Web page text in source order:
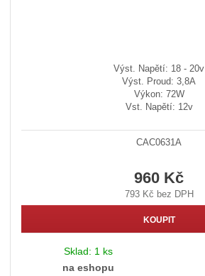
Výst. Napětí: 18 - 20v
Výst. Proud: 3,8A
Výkon: 72W
Vst. Napětí: 12v
CAC0631A
960 Kč
793 Kč bez DPH
KOUPIT
Sklad: 1 ks
na eshopu